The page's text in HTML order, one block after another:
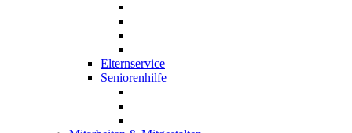
Elternservice
Seniorenhilfe